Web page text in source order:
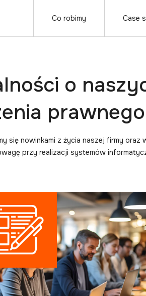
Co robimy Case
o
się nowinkami z życia naszej firmy
przy realizacji systemów